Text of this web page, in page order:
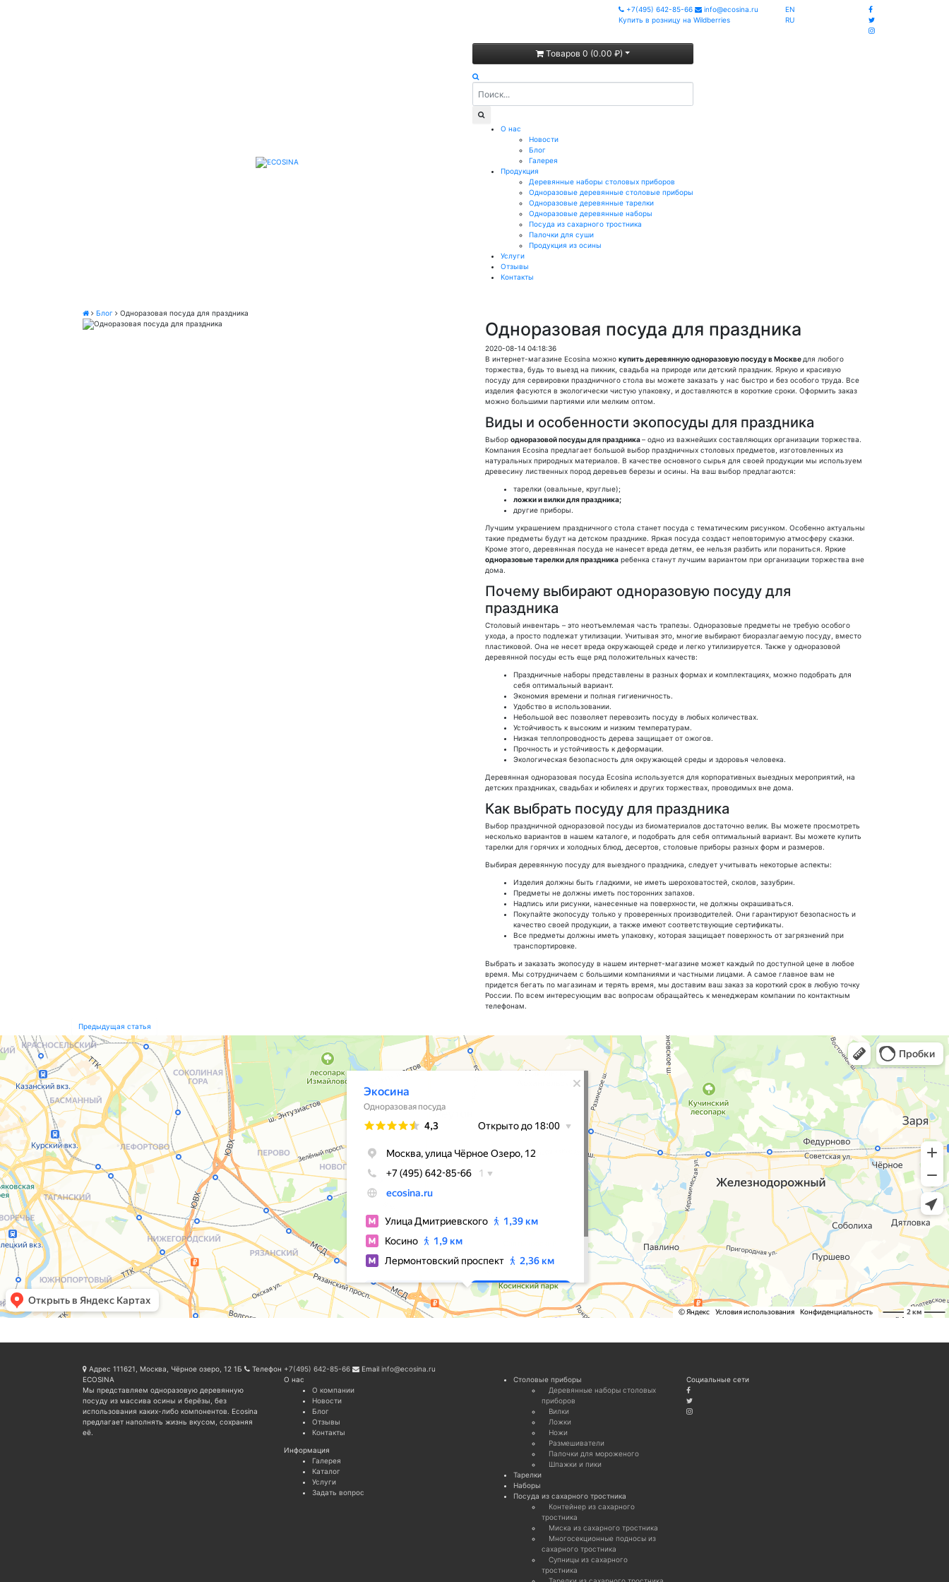
+7(495) 642-85-66
info@ecosina.ru
Купить в розницу на Wildberries
EN
RU
Товаров 0 (0.00 ₽)
О нас
Новости
Блог
Галерея
Продукция
Деревянные наборы столовых приборов
Одноразовые деревянные столовые приборы
Одноразовые деревянные тарелки
Одноразовые деревянные наборы
Посуда из сахарного тростника
Палочки для суши
Продукция из осины
Услуги
Отзывы
Контакты
Блог Одноразовая посуда для праздника
Одноразовая посуда для праздника
2020-08-14 04:18:36
В интернет-магазине Ecosina можно купить деревянную одноразовую посуду в Москве для любого
торжества, будь то выезд на пикник, свадьба на природе или детский праздник. Яркую и красивую
посуду для сервировки праздничного стола вы можете заказать у нас быстро и без особого труда. Все
изделия фасуются в экологически чистую упаковку, и доставляются в короткие сроки. Оформить заказ
можно большими партиями или мелким оптом.
Виды и особенности экопосуды для праздника
Выбор одноразовой посуды для праздника– одно из важнейших составляющих организации торжества.
Компания Ecosina предлагает большой выбор праздничных столовых предметов, изготовленных из
натуральных природных материалов. В качестве основного сырья для своей продукции мы используем
древесину лиственных пород деревьев березы и осины. На ваш выбор предлагаются:
тарелки (овальные, круглые);
ложки и вилки для праздника;
другие приборы.
Лучшим украшением праздничного стола станет посуда с тематическим рисунком. Особенно актуальны
такие предметы будут на детском празднике. Яркая посуда создаст неповторимую атмосферу сказки.
Кроме этого, деревянная посуда не нанесет вреда детям, ее нельзя разбить или пораниться. Яркие
одноразовые тарелки для праздника ребенка станут лучшим вариантом при организации торжества вне
дома.
Почему выбирают одноразовую посуду для
праздника
Столовый инвентарь – это неотъемлемая часть трапезы. Одноразовые предметы не требую особого
ухода, а просто подлежат утилизации. Учитывая это, многие выбирают биоразлагаемую посуду, вместо
пластиковой. Она не несет вреда окружающей среде и легко утилизируется. Также у одноразовой
деревянной посуды есть еще ряд положительных качеств:
Праздничные наборы представлены в разных формах и комплектациях, можно подобрать для
себя оптимальный вариант.
Экономия времени и полная гигиеничность.
Удобство в использовании.
Небольшой вес позволяет перевозить посуду в любых количествах.
Устойчивость к высоким и низким температурам.
Низкая теплопроводность дерева защищает от ожогов.
Прочность и устойчивость к деформации.
Экологическая безопасность для окружающей среды и здоровья человека.
Деревянная одноразовая посуда Ecosina используется для корпоративных выездных мероприятий, на
детских праздниках, свадьбах и юбилеях и других торжествах, проводимых вне дома.
Как выбрать посуду для праздника
Выбор праздничной одноразовой посуды из биоматериалов достаточно велик. Вы можете просмотреть
несколько вариантов в нашем каталоге, и подобрать для себя оптимальный вариант. Вы можете купить
тарелки для горячих и холодных блюд, десертов, столовые приборы разных форм и размеров.
Выбирая деревянную посуду для выездного праздника, следует учитывать некоторые аспекты:
Изделия должны быть гладкими, не иметь шероховатостей, сколов, зазубрин.
Предметы не должны иметь посторонних запахов.
Надпись или рисунки, нанесенные на поверхности, не должны окрашиваться.
Покупайте экопосуду только у проверенных производителей. Они гарантируют безопасность и
качество своей продукции, а также имеют соответствующие сертификаты.
Все предметы должны иметь упаковку, которая защищает поверхность от загрязнений при
транспортировке.
Выбрать и заказать экопосуду в нашем интернет-магазине может каждый по доступной цене в любое
время. Мы сотрудничаем с большими компаниями и частными лицами. А самое главное вам не
придется бегать по магазинам и терять время, мы доставим ваш заказ за короткий срок в любую точку
России. По всем интересующим вас вопросам обращайтесь к менеджерам компании по контактным
телефонам.
Предыдущая статья
Адрес 111621, Москва, Чёрное озеро, 12 1Б Телефон +7(495) 642-85-66 Email info@ecosina.ru
ECOSINA
Мы представляем одноразовую деревянную
посуду из массива осины и берёзы, без
использования каких-либо компонентов. Ecosina
предлагает наполнять жизнь вкусом, сохраняя
её.
О нас
О компании
Новости
Блог
Отзывы
Контакты
Информация
Галерея
Каталог
Услуги
Задать вопрос
Cтоловые приборы
Деревянные наборы столовых
приборов
Вилки
Ложки
Ножи
Размешиватели
Палочки для мороженого
Шпажки и пики
Тарелки
Наборы
Посуда из сахарного тростника
Контейнер из сахарного
тростника
Миска из сахарного тростника
Многосекционные подносы из
сахарного тростника
Супницы из сахарного
тростника
Социальные сети